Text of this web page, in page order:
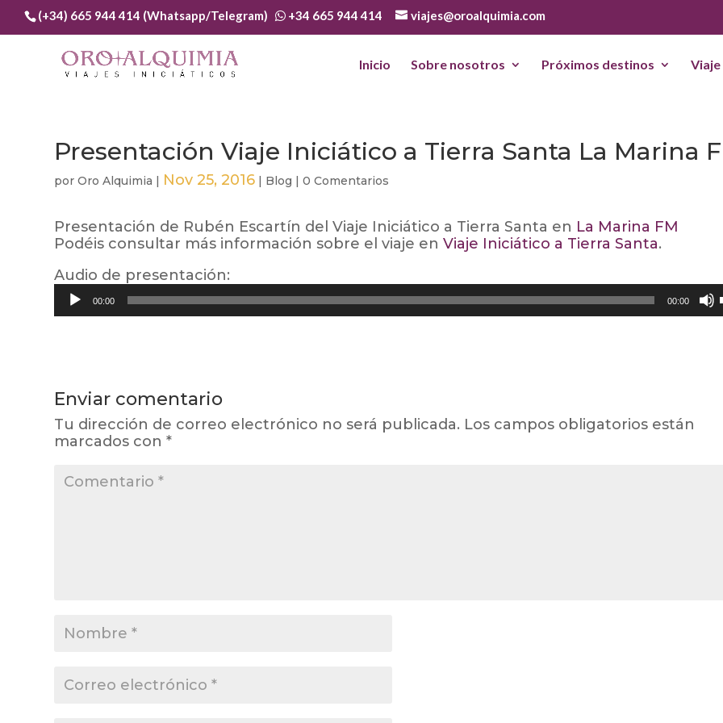
(+34) 665 944 414 (Whatsapp/Telegram) +34 665 944 414 viajes@oroalquimia.com
Inicio Sobre nosotros Próximos destinos
Presentación Viaje Iniciático a Tierra Santa La Marina
porOro Alquimia | Nov 25, 2016 | Blog |0 Comentarios
Presentación de Rubén Escartín del Viaje Iniciático a Tierra Santa en La Marina FM
Podéis consultar más información sobre el viaje enViaje Iniciático a Tierra Santa.
Audio de presentación:
Reproductor
de
00:00 00:00
Enviar comentario
Tu dirección de correo electrónico no será publicada. Los campos obligatorios están
marcados con*